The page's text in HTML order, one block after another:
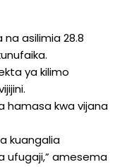
asilimia 28.8
ya kilimo
hamasa kwa vijana
kuangalia
ufugaji,” amesema